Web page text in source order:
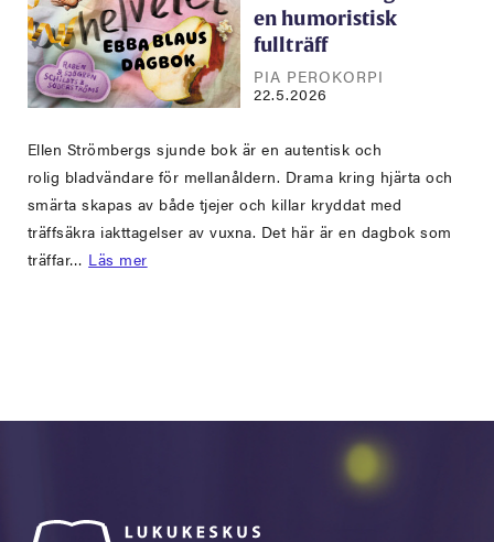
en humoristisk
fullträff
PIA PEROKORPI
22.5.2026
Ellen Strömbergs sjunde bok är en autentisk och
rolig bladvändare för mellanåldern. Drama kring hjärta och
smärta skapas av både tjejer och killar kryddat med
träffsäkra iakttagelser av vuxna. Det här är en dagbok som
träffar… Läs mer